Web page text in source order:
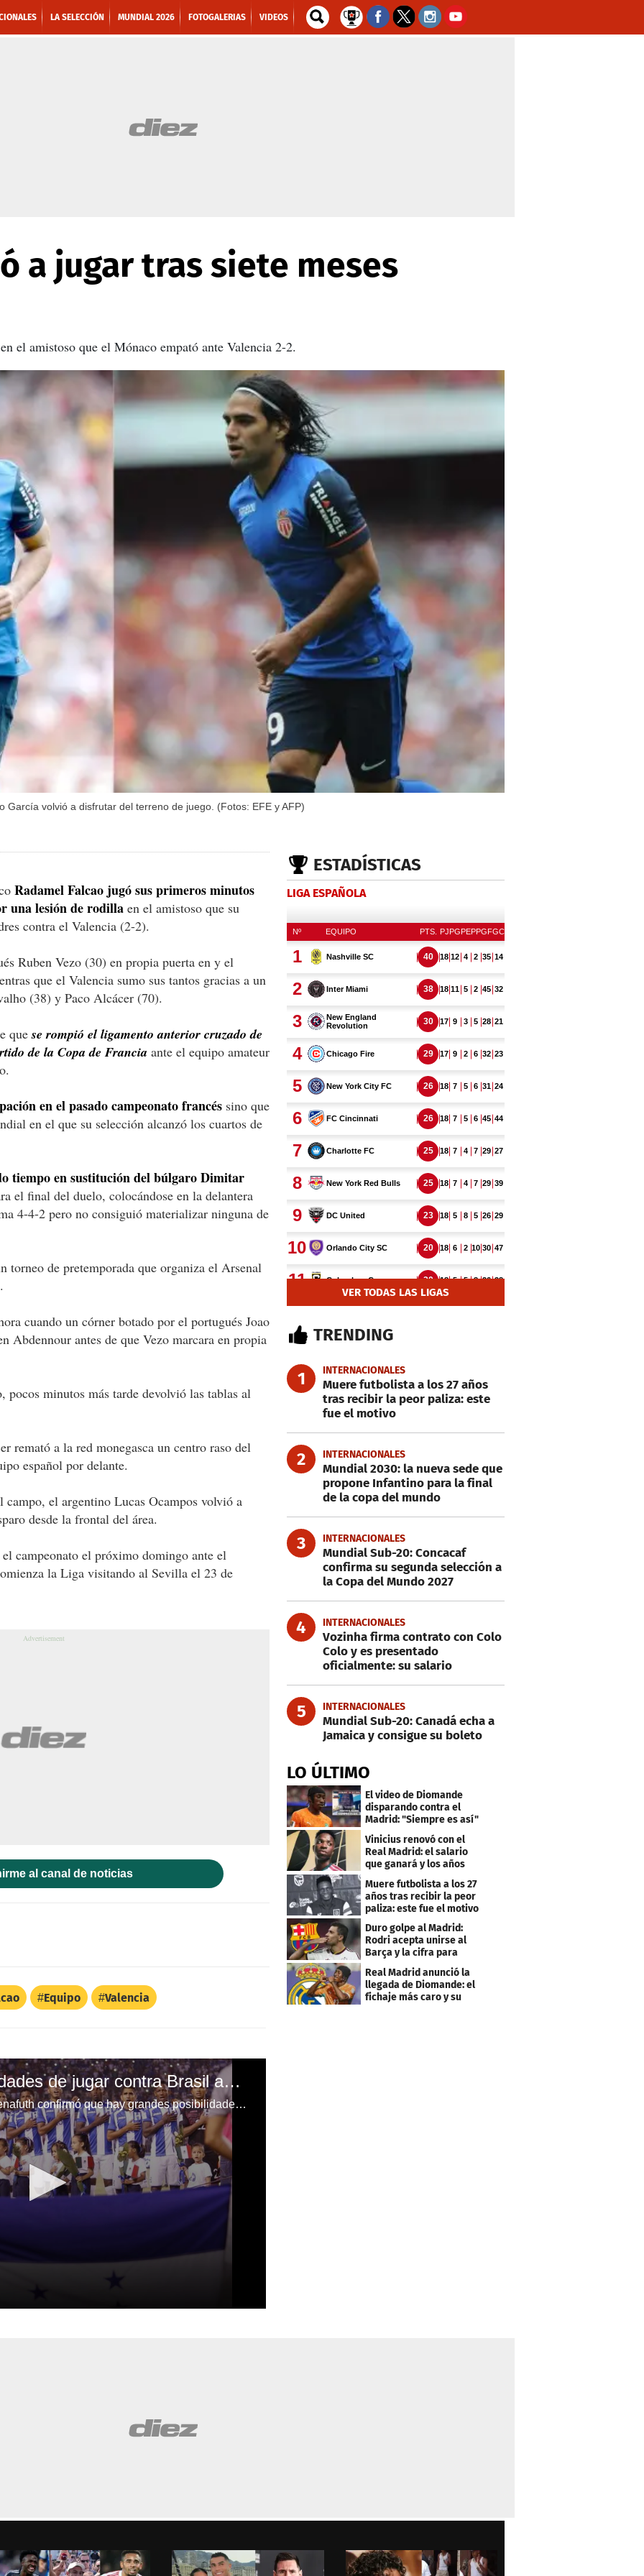
LA SELECCIÓN MUNDIAL 2026 FOTOGALERIAS VIDEOS
a jugar tras siete meses
el amistoso que el Mónaco empató ante Valencia 2-2.
García volvió a disfrutar del terreno de juego. (Fotos: EFE y AFP)
Radamel Falcao jugó sus primeros minutos
una lesión de rodilla en el amistoso que su
contra el Valencia (2-2).
Ruben Vezo (30) en propia puerta en y el
que el Valencia sumo sus tantos gracias a un
(38) y Paco Alcácer (70).
quese rompió el ligamento anterior cruzado de
de la Copa de Francia ante el equipo amateur
en el pasado campeonato francés sino que
en el que su selección alcanzó los cuartos de
tiempo en sustitución del búlgaro Dimitar
el final del duelo, colocándose en la delantera
4-4-2 pero no consiguió materializar ninguna de
de pretemporada que organiza el Arsenal
cuando un córner botado por el portugués Joao
Abdennour antes de que Vezo marcara en propia
pocos minutos más tarde devolvió las tablas al
remató a la red monegasca un centro raso del
español por delante.
campo, el argentino Lucas Ocampos volvió a
desde la frontal del área.
campeonato el próximo domingo ante el
la Liga visitando al Sevilla el 23 de
al canal de noticias
Equipo Valencia
Honduras con posibilidades de jugar contra Brasil amistoso en noviembre
Gerardo Ramos gerente de la Fenafuth confirmó que hay grandes posibilidades de disputar otro amistoso en Sudamérica
ESTADÍSTICAS
LIGA ESPAÑOLA
VER TODAS LAS LIGAS
TRENDING
1 INTERNACIONALES
Muere futbolista a los 27 años
tras recibir la peor paliza: este
fue el motivo
2 INTERNACIONALES
Mundial 2030: la nueva sede que
propone Infantino para la final
de la copa del mundo
3 INTERNACIONALES
Mundial Sub-20: Concacaf
confirma su segunda selección a
la Copa del Mundo 2027
4 INTERNACIONALES
Vozinha firma contrato con Colo
Colo y es presentado
oficialmente: su salario
5 INTERNACIONALES
Mundial Sub-20: Canadá echa a
Jamaica y consigue su boleto
LO ÚLTIMO
El video de Diomande
disparando contra el
Madrid: "Siempre es así"
Vinicius renovó con el
Real Madrid: el salario
que ganará y los años
Muere futbolista a los 27
años tras recibir la peor
paliza: este fue el motivo
Duro golpe al Madrid:
Rodri acepta unirse al
Barça y la cifra para
cerrar su fichaje
Real Madrid anunció la
llegada de Diomande: el
fichaje más caro y su